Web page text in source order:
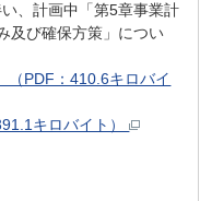
、計画中「第5章事業計
及び確保方策」につい
（PDF：410.6キロバイ
キロバイト）